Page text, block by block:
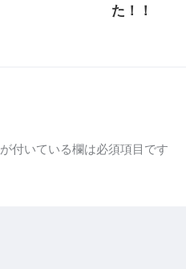
た！！
が付いている欄は必須項目です